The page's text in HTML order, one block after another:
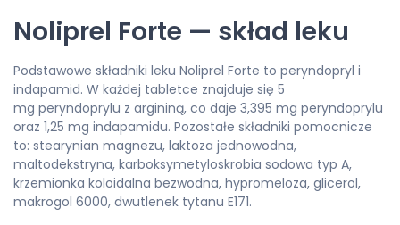
Noliprel Forte — skład leku
Podstawowe składniki leku Noliprel Forte to peryndopryl i
indapamid. W każdej tabletce znajduje się 5
mg peryndoprylu z argininą, co daje 3,395 mg peryndoprylu
oraz 1,25 mg indapamidu. Pozostałe składniki pomocnicze
to: stearynian magnezu, laktoza jednowodna,
maltodekstryna, karboksymetyloskrobia sodowa typ A,
krzemionka koloidalna bezwodna, hypromeloza, glicerol,
makrogol 6000, dwutlenek tytanu E171.